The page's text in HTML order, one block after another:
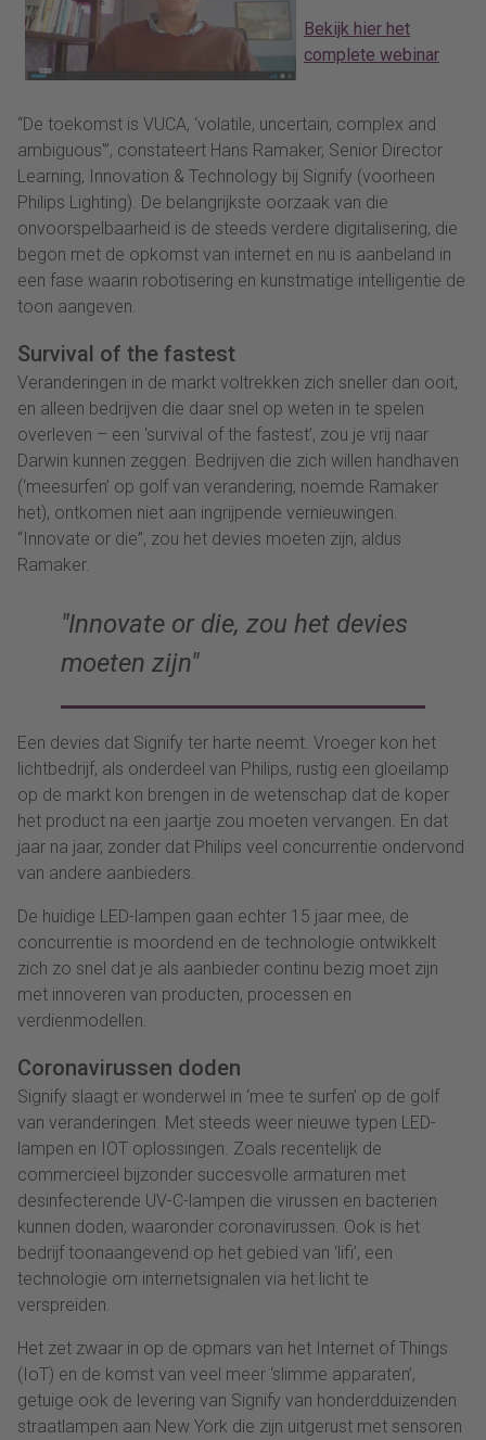
Bekijk hier het
complete webinar
“De toekomst is VUCA, ‘volatile, uncertain, complex and
ambiguous'”, constateert Hans Ramaker, Senior Director
Learning, Innovation & Technology bij Signify (voorheen
Philips Lighting). De belangrijkste oorzaak van die
onvoorspelbaarheid is de steeds verdere digitalisering, die
begon met de opkomst van internet en nu is aanbeland in
een fase waarin robotisering en kunstmatige intelligentie de
toon aangeven.
Survival of the fastest
Veranderingen in de markt voltrekken zich sneller dan ooit,
en alleen bedrijven die daar snel op weten in te spelen
overleven – een ‘survival of the fastest’, zou je vrij naar
Darwin kunnen zeggen. Bedrijven die zich willen handhaven
(‘meesurfen’ op golf van verandering, noemde Ramaker
het), ontkomen niet aan ingrijpende vernieuwingen.
“Innovate or die”, zou het devies moeten zijn, aldus
Ramaker.
Innovate or die, zou het devies
moeten zijn
Een devies dat Signify ter harte neemt. Vroeger kon het
lichtbedrijf, als onderdeel van Philips, rustig een gloeilamp
op de markt kon brengen in de wetenschap dat de koper
het product na een jaartje zou moeten vervangen. En dat
jaar na jaar, zonder dat Philips veel concurrentie ondervond
van andere aanbieders.
De huidige LED-lampen gaan echter 15 jaar mee, de
concurrentie is moordend en de technologie ontwikkelt
zich zo snel dat je als aanbieder continu bezig moet zijn
met innoveren van producten, processen en
verdienmodellen.
Coronavirussen doden
Signify slaagt er wonderwel in ‘mee te surfen’ op de golf
van veranderingen. Met steeds weer nieuwe typen LED-
lampen en IOT oplossingen. Zoals recentelijk de
commercieel bijzonder succesvolle armaturen met
desinfecterende UV-C-lampen die virussen en bacteriën
kunnen doden, waaronder coronavirussen. Ook is het
bedrijf toonaangevend op het gebied van ‘lifi’, een
technologie om internetsignalen via het licht te
verspreiden.
Het zet zwaar in op de opmars van het Internet of Things
(IoT) en de komst van veel meer ‘slimme apparaten’,
getuige ook de levering van Signify van honderdduizenden
straatlampen aan New York die zijn uitgerust met sensoren